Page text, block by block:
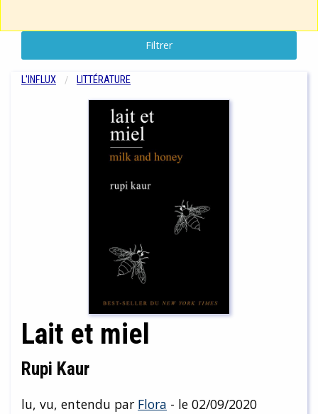
Filtrer
L'INFLUX LITTÉRATURE
Lait et miel
Rupi Kaur
lu, vu, entendu par Flora - le 02/09/2020